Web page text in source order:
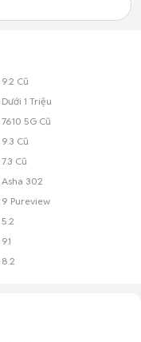
Cũ
1 Triệu
5G Cũ
Cũ
Cũ
302
Pureview